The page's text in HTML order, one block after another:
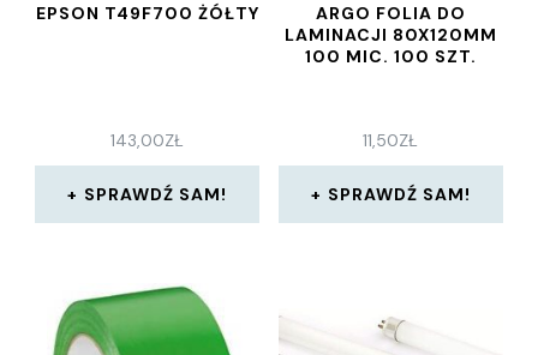
EPSON T49F700 ŻÓŁTY
143,00ZŁ
SPRAWDŹ SAM!
ARGO FOLIA DO
LAMINACJI 80X120MM
100 MIC. 100 SZT.
11,50ZŁ
SPRAWDŹ SAM!